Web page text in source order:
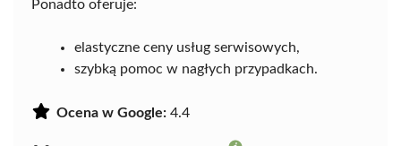
Ponadto oferuje:
elastyczne ceny usług serwisowych,
szybką pomoc w nagłych przypadkach.
Ocena w Google: 4.4